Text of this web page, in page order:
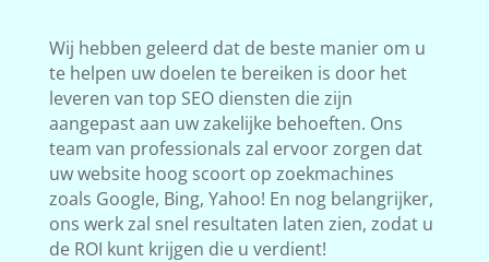
Wij hebben geleerd dat de beste manier om u
te helpen uw doelen te bereiken is door het
leveren van top SEO diensten die zijn
aangepast aan uw zakelijke behoeften. Ons
team van professionals zal ervoor zorgen dat
uw website hoog scoort op zoekmachines
zoals Google, Bing, Yahoo! En nog belangrijker,
ons werk zal snel resultaten laten zien, zodat u
de ROI kunt krijgen die u verdient!